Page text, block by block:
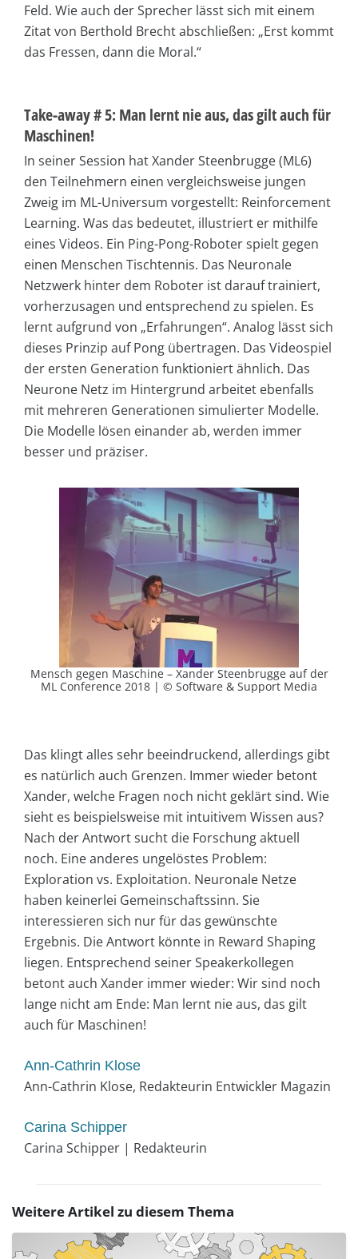
Feld. Wie auch der Sprecher lässt sich mit einem
Zitat von Berthold Brecht abschließen: „Erst kommt
das Fressen, dann die Moral.“
Take-away # 5: Man lernt nie aus, das gilt auch für
Maschinen!
In seiner Session hat Xander Steenbrugge (ML6)
den Teilnehmern einen vergleichsweise jungen
Zweig im ML-Universum vorgestellt: Reinforcement
Learning. Was das bedeutet, illustriert er mithilfe
eines Videos. Ein Ping-Pong-Roboter spielt gegen
einen Menschen Tischtennis. Das Neuronale
Netzwerk hinter dem Roboter ist darauf trainiert,
vorherzusagen und entsprechend zu spielen. Es
lernt aufgrund von „Erfahrungen“. Analog lässt sich
dieses Prinzip auf Pong übertragen. Das Videospiel
der ersten Generation funktioniert ähnlich. Das
Neurone Netz im Hintergrund arbeitet ebenfalls
mit mehreren Generationen simulierter Modelle.
Die Modelle lösen einander ab, werden immer
besser und präziser.
Mensch gegen Maschine – Xander Steenbrugge auf der
ML Conference 2018 | © Software & Support Media
Das klingt alles sehr beeindruckend, allerdings gibt
es natürlich auch Grenzen. Immer wieder betont
Xander, welche Fragen noch nicht geklärt sind. Wie
sieht es beispielsweise mit intuitivem Wissen aus?
Nach der Antwort sucht die Forschung aktuell
noch. Eine anderes ungelöstes Problem:
Exploration vs. Exploitation. Neuronale Netze
haben keinerlei Gemeinschaftssinn. Sie
interessieren sich nur für das gewünschte
Ergebnis. Die Antwort könnte in Reward Shaping
liegen. Entsprechend seiner Speakerkollegen
betont auch Xander immer wieder: Wir sind noch
lange nicht am Ende: Man lernt nie aus, das gilt
auch für Maschinen!
Ann-Cathrin Klose
Ann-Cathrin Klose, Redakteurin Entwickler Magazin
Carina Schipper
Carina Schipper | Redakteurin
Weitere Artikel zu diesem Thema